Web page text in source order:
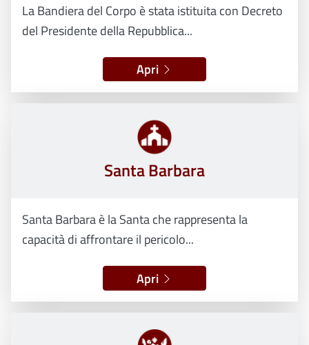
La Bandiera del Corpo è stata istituita con Decreto
del Presidente della Repubblica...
Apri
Santa Barbara
Santa Barbara è la Santa che rappresenta la
capacità di affrontare il pericolo...
Apri